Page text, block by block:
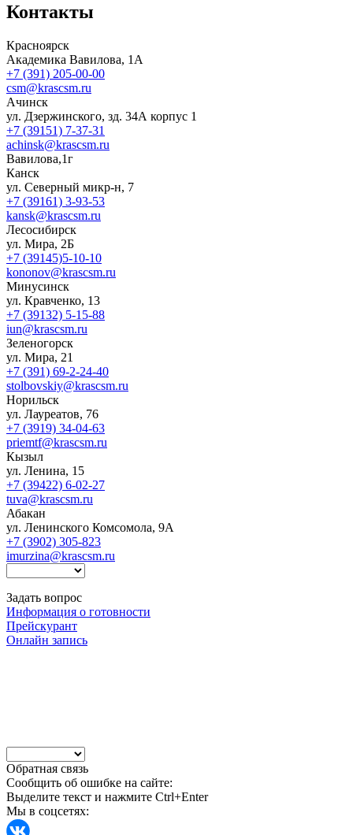
Контакты
Красноярск
Академика Вавилова, 1А
+7 (391) 205-00-00
csm@krascsm.ru
Ачинск
ул. Дзержинского, зд. 34А корпус 1
+7 (39151) 7-37-31
achinsk@krascsm.ru
Вавилова,1г
Канск
ул. Северный микр-н, 7
+7 (39161) 3-93-53
kansk@krascsm.ru
Лесосибирск
ул. Мира, 2Б
+7 (39145)5-10-10
kononov@krascsm.ru
Минусинск
ул. Кравченко, 13
+7 (39132) 5-15-88
iun@krascsm.ru
Зеленогорск
ул. Мира, 21
+7 (391) 69-2-24-40
stolbovskiy@krascsm.ru
Норильск
ул. Лауреатов, 76
+7 (3919) 34-04-63
priemtf@krascsm.ru
Кызыл
ул. Ленина, 15
+7 (39422) 6-02-27
tuva@krascsm.ru
Абакан
ул. Ленинского Комсомола, 9А
+7 (3902) 305-823
imurzina@krascsm.ru
Задать вопрос
Информация о готовности
Прейскурант
Онлайн запись
Обратная связь
Сообщить об ошибке на сайте:
Выделите текст и нажмите Ctrl+Enter
Мы в соцсетях: